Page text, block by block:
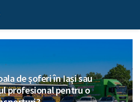
de şoferi în Iaşi sau
profesional pentru o